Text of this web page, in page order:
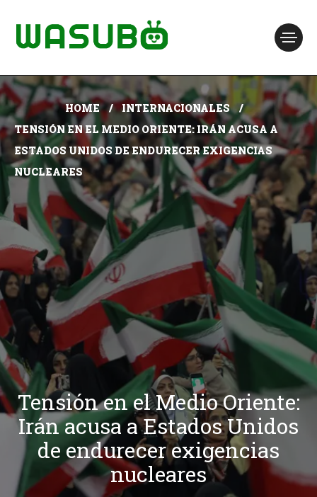
HOME
INTERNACIONALES
TENSIÓN EN EL MEDIO ORIENTE: IRÁN ACUSA A
ESTADOS UNIDOS DE ENDURECER EXIGENCIAS
NUCLEARES
Tensión en el Medio Oriente:
Irán acusa a Estados Unidos
de endurecer exigencias
nucleares